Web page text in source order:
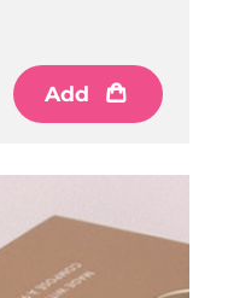
Add